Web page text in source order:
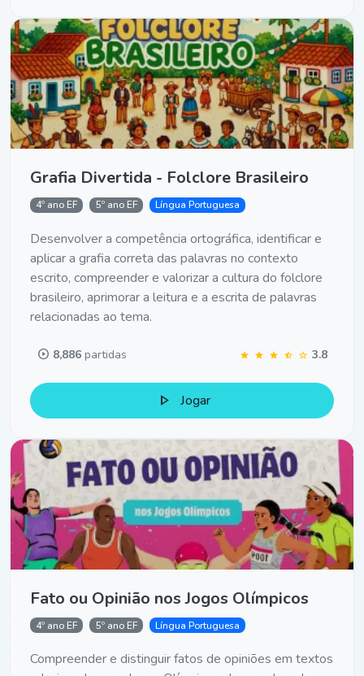
Grafia Divertida - Folclore Brasileiro
4º ano EF 5º ano EF Língua Portuguesa
Desenvolver a competência ortográfica, identificar e
aplicar a grafia correta das palavras no contexto
escrito, compreender e valorizar a cultura do folclore
brasileiro, aprimorar a leitura e a escrita de palavras
relacionadas ao tema.
play_circle 8,886 partidas star star star star_half star 3.8
play_arrow Jogar
Fato ou Opinião nos Jogos Olímpicos
4º ano EF 5º ano EF Língua Portuguesa
Compreender e distinguir fatos de opiniões em textos